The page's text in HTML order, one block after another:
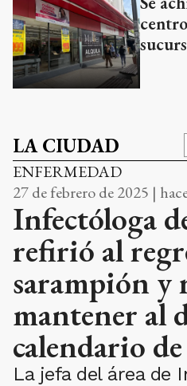
LA CIUDAD
ENFERMEDAD
27 de febrero de 2025 |
Infectóloga
refirió al
sarampión y
mantener al
calendario
La jefa del área de